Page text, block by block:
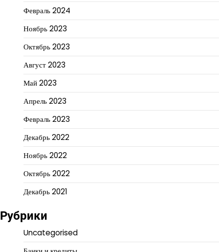
Февраль 2024
Ноябрь 2023
Октябрь 2023
Август 2023
Май 2023
Апрель 2023
Февраль 2023
Декабрь 2022
Ноябрь 2022
Октябрь 2022
Декабрь 2021
Рубрики
Uncategorised